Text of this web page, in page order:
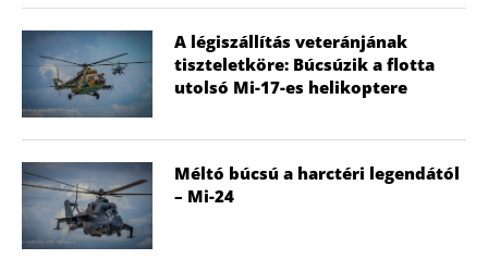
A légiszállítás veteránjának
tiszteletköre: Búcsúzik a flotta
utolsó Mi-17-es helikoptere
Méltó búcsú a harctéri legendától
– Mi-24